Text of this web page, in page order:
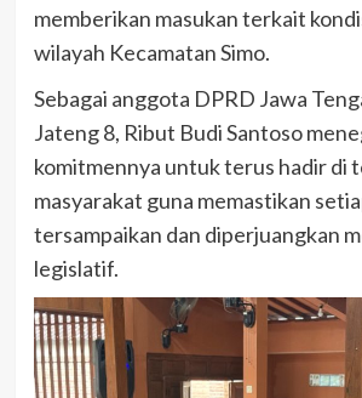
memberikan masukan terkait
wilayah Kecamatan Simo.
Sebagai anggota DPRD Jawa
Jateng 8, Ribut Budi Santoso
komitmennya untuk terus hadir di
masyarakat guna memastikan
tersampaikan dan diperjuangkan
legislatif.